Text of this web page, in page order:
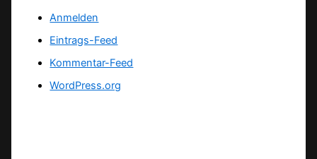
Anmelden
Eintrags-Feed
Kommentar-Feed
WordPress.org